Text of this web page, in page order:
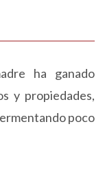
ha ganado
y propiedades,
poco